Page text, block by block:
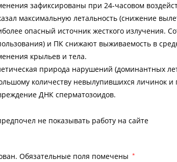
зафиксированы при 24-часовом
максимальную летальность (снижение
опасный источник жесткого излучения.
и ПК снижают выживаемость в
крыльев и тела.
природа нарушений (доминантных
количеству невылупившихся личинок и
ДНК сперматозоидов.
не показывать работу на сайте
Обязательные поля помечены *